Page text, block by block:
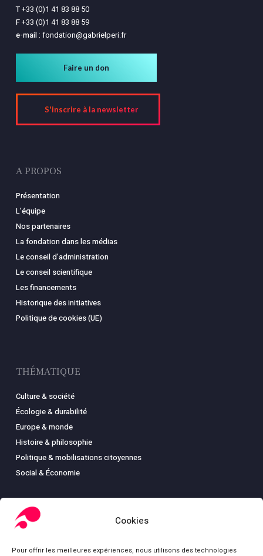
Cookies
Pour offrir les meilleures expériences, nous utilisons des technologies
T+33 (0)1 41 83 88 50
F+33 (0)1 41 83 88 59
e-mail : fondation@gabrielperi.fr
Faire un don
S'inscrire à la newsletter
A PROPOS
Présentation
L’équipe
Nos partenaires
La fondation dans les médias
Le conseil d’administration
Le conseil scientifique
Les financements
Historique des initiatives
Politique de cookies (UE)
THÉMATIQUE
Culture & société
Écologie & durabilité
Europe & monde
Histoire & philosophie
Politique & mobilisations citoyennes
Social & Économie
LIBRAIRIE
Boutique